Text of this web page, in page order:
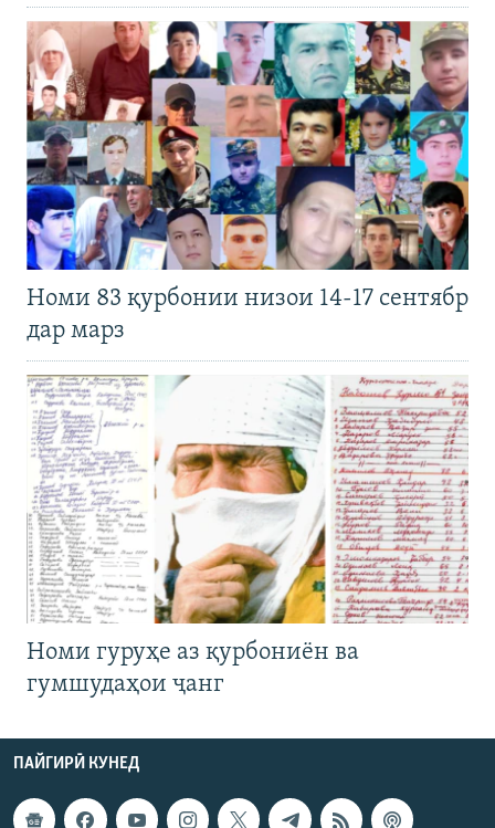
Номи 83 қурбонии низои 14-17 сентябр
дар марз
Номи гуруҳе аз қурбониён ва
гумшудаҳои ҷанг
ПАЙГИРӢ КУНЕД